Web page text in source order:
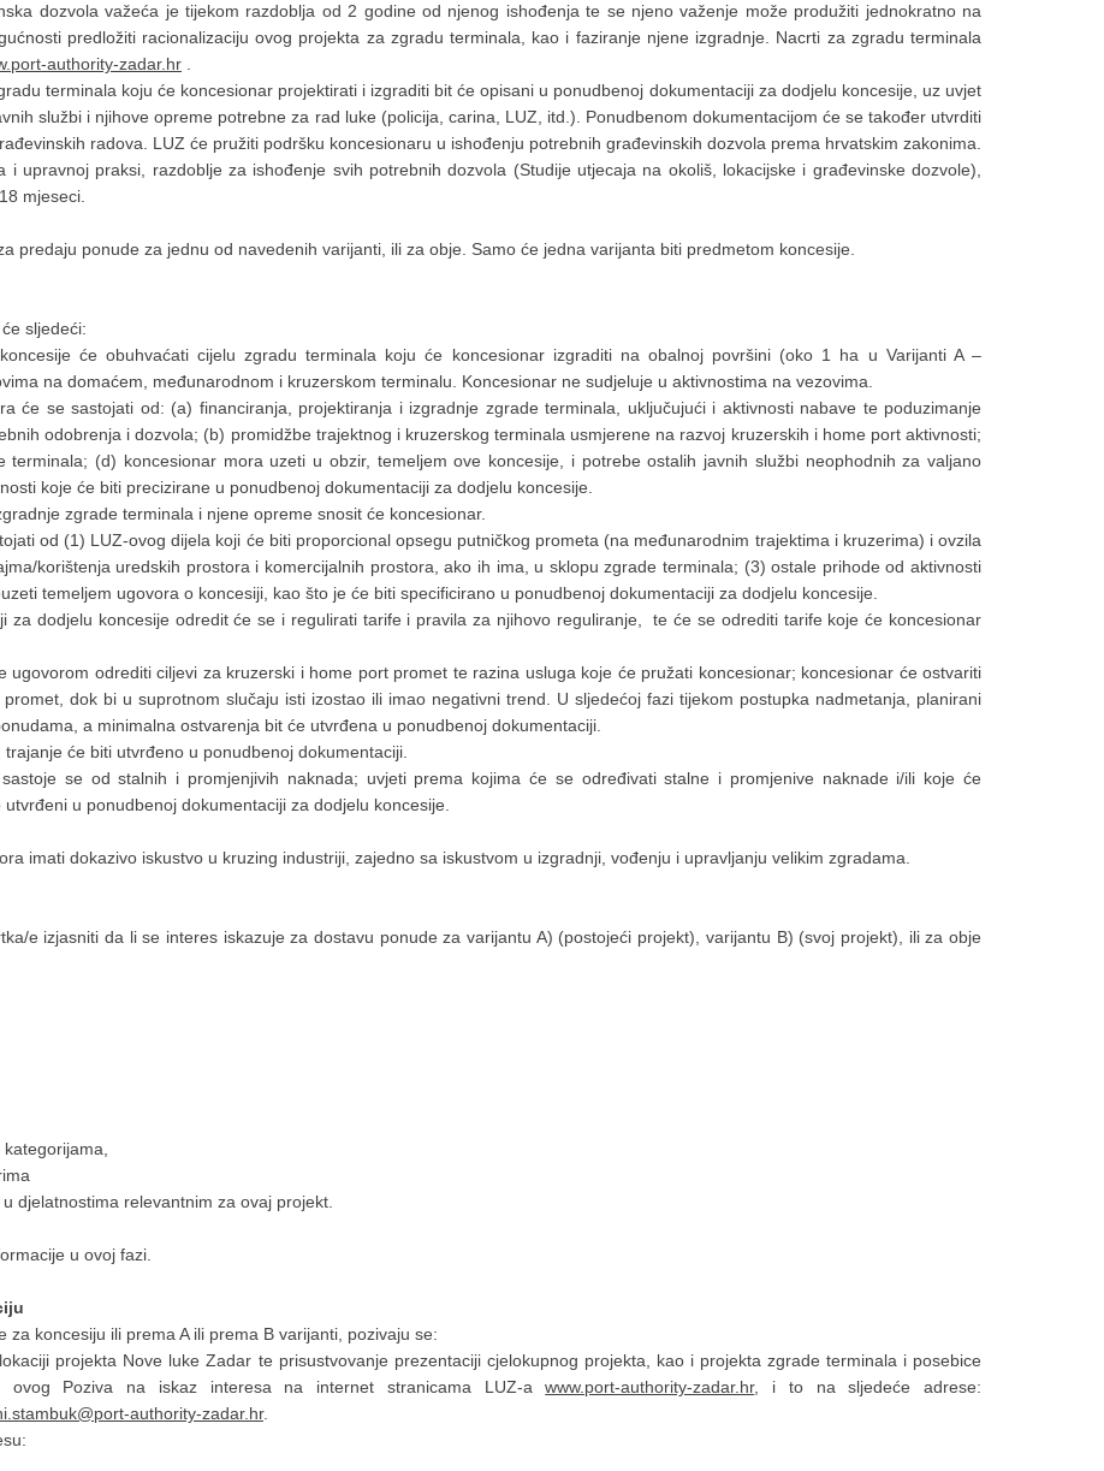
dozvola važeća je tijekom razdoblja od 2 godine od njenog ishođenja te se njeno važenje može produžiti jednokratno na
predložiti racionalizaciju ovog projekta za zgradu terminala, kao i faziranje njene izgradnje. Nacrti za zgradu terminala
authority-zadar.hr
terminala koju će koncesionar projektirati i izgraditi bit će opisani u ponudbenoj dokumentaciji za dodjelu koncesije, uz uvjet
službi i njihove opreme potrebne za rad luke (policija, carina, LUZ, itd.). Ponudbenom dokumentacijom će se također utvrditi
radova. LUZ će pružiti podršku koncesionaru u ishođenju potrebnih građevinskih dozvola prema hrvatskim zakonima.
i upravnoj praksi, razdoblje za ishođenje svih potrebnih dozvola (Studije utjecaja na okoliš, lokacijske i građevinske dozvole),
mjeseci.
predaju ponude za jednu od navedenih varijanti, ili za obje. Samo će jedna varijanta biti predmetom koncesije.
sljedeći:
će obuhvaćati cijelu zgradu terminala koju će koncesionar izgraditi na obalnoj površini (oko 1 ha u Varijanti A –
na domaćem, međunarodnom i kruzerskom terminalu. Koncesionar ne sudjeluje u aktivnostima na vezovima.
će se sastojati od: (a) financiranja, projektiranja i izgradnje zgrade terminala, uključujući i aktivnosti nabave te poduzimanje
odobrenja i dozvola; (b) promidžbe trajektnog i kruzerskog terminala usmjerene na razvoj kruzerskih i home port aktivnosti;
terminala; (d) koncesionar mora uzeti u obzir, temeljem ove koncesije, i potrebe ostalih javnih službi neophodnih za valjano
koje će biti precizirane u ponudbenoj dokumentaciji za dodjelu koncesije.
zgrade terminala i njene opreme snosit će koncesionar.
od (1) LUZ-ovog dijela koji će biti proporcional opsegu putničkog prometa (na međunarodnim trajektima i kruzerima) i ovzila
korištenja uredskih prostora i komercijalnih prostora, ako ih ima, u sklopu zgrade terminala; (3) ostale prihode od aktivnosti
temeljem ugovora o koncesiji, kao što je će biti specificirano u ponudbenoj dokumentaciji za dodjelu koncesije.
za dodjelu koncesije odredit će se i regulirati tarife i pravila za njihovo reguliranje, te će se odrediti tarife koje će koncesionar
ugovorom odrediti ciljevi za kruzerski i home port promet te razina usluga koje će pružati koncesionar; koncesionar će ostvariti
dok bi u suprotnom slučaju isti izostao ili imao negativni trend. U sljedećoj fazi tijekom postupka nadmetanja, planirani
a minimalna ostvarenja bit će utvrđena u ponudbenoj dokumentaciji.
će biti utvrđeno u ponudbenoj dokumentaciji.
se od stalnih i promjenjivih naknada; uvjeti prema kojima će se određivati stalne i promjenive naknade i/ili koje će
u ponudbenoj dokumentaciji za dodjelu koncesije.
imati dokazivo iskustvo u kruzing industriji, zajedno sa iskustvom u izgradnji, vođenju i upravljanju velikim zgradama.
e izjasniti da li se interes iskazuje za dostavu ponude za varijantu A) (postojeći projekt), varijantu B) (svoj projekt), ili za obje
relevantnim za ovaj projekt.
u ovoj fazi.
koncesiju ili prema A ili prema B varijanti, pozivaju se:
projekta Nove luke Zadar te prisustvovanje prezentaciji cjelokupnog projekta, kao i projekta zgrade terminala i posebice
ovog Poziva na iskaz interesa na internet stranicama LUZ-awww.port-authority-zadar.hr, i to na sljedeće adrese:
authority-zadar.hr.